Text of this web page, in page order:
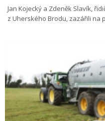
Jan Kojecký a Zdeněk Slavík,
z Uherského Brodu, zazářili na